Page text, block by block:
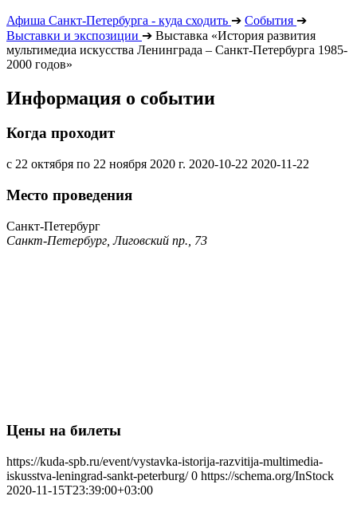
Афиша Санкт-Петербурга - куда сходить ➔ События ➔
Выставки и экспозиции ➔ Выставка «История развития
мультимедиа искусства Ленинграда – Санкт-Петербурга 1985-
2000 годов»
Информация о событии
Когда проходит
с 22 октября по 22 ноября 2020 г. 2020-10-22 2020-11-22
Место проведения
Санкт-Петербург
Санкт-Петербург, Лиговский пр., 73
Цены на билеты
https://kuda-spb.ru/event/vystavka-istorija-razvitija-multimedia-
iskusstva-leningrad-sankt-peterburg/ 0 https://schema.org/InStock
2020-11-15T23:39:00+03:00